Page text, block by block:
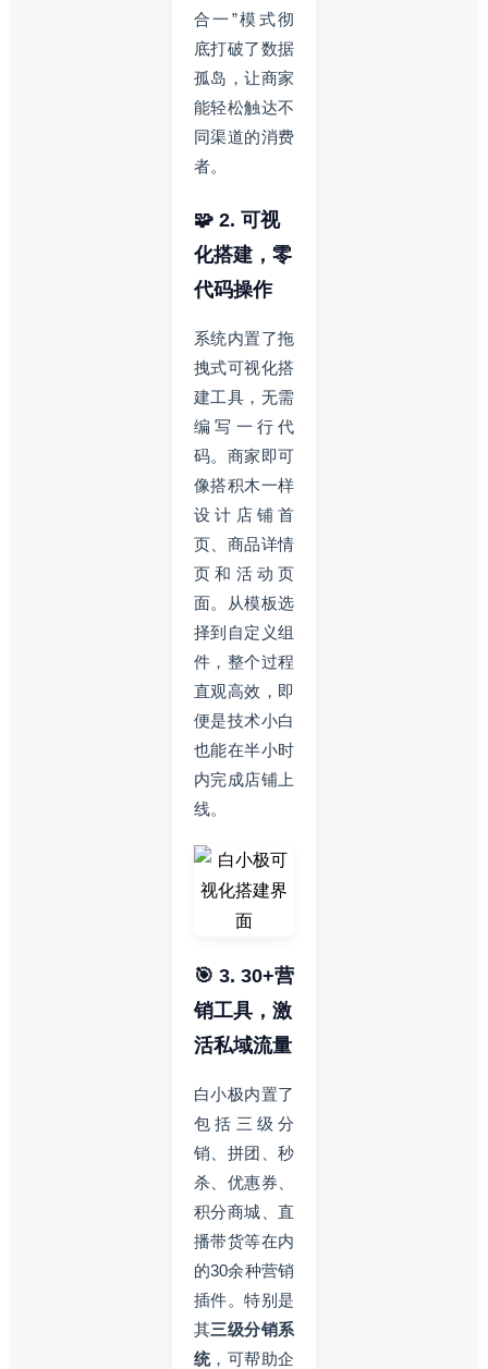
合一”模式彻
底打破了数据
孤岛，让商家
能轻松触达不
同渠道的消费
者。
🧩 2. 可视
化搭建，零
代码操作
系统内置了拖
拽式可视化搭
建工具，无需
编写一行代
码。商家即可
像搭积木一样
设计店铺首
页、商品详情
页和活动页
面。从模板选
择到自定义组
件，整个过程
直观高效，即
便是技术小白
也能在半小时
内完成店铺上
线。
🎯 3. 30+营
销工具，激
活私域流量
白小极内置了
包括三级分
销、拼团、秒
杀、优惠券、
积分商城、直
播带货等在内
的30余种营销
插件。特别是
其三级分销系
统，可帮助企